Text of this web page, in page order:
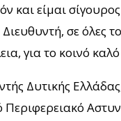
είμαι
σε όλες
για το κοινό
Δυτικής